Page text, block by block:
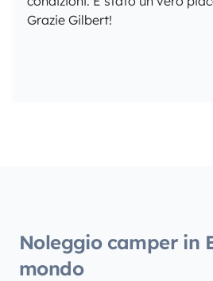
Grazie Gilbert!
Noleggio camper in
mondo